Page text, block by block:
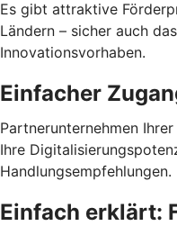
Es gibt attraktive
Ländern – sicher auch
Innovationsvorhaben.
Einfacher
Partnerunternehmen
Ihre
Handlungsempfehlungen.
Einfach erklärt: